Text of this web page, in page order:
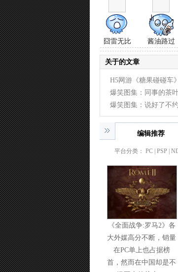
囧雷无比 酱油路过
关于的文章
H5网游《糖果碰碰车
(2015-10-30)
爆笑图集：同事的茶
(2014-12-24)
爆笑图集：说好了不
(2014-12-24)
编辑推荐
平台分类： PC | PSP |
《全面战争:罗马2》各
大外媒高分不断，销量
在PC单上也占据榜
首，然而在中国却是不